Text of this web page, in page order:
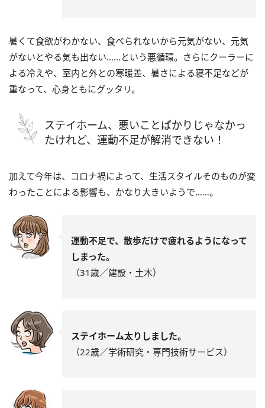
暑くて食欲がわかない、食べられないから元気がない、元気
がないとやる気も出ない……という悪循環。さらにクーラーに
よる冷えや、室内と外との寒暖差、暑さによる寝不足などが
重なって、心身ともにグッタリ。
ステイホーム、悪いことばかりじゃなかっ
たけれど、運動不足が解消できない！
加えて今年は、コロナ禍によって、生活スタイルそのものが変
わったことによる影響も、かなり大きいようで……。
運動不足で、散歩だけで疲れるようになって
しまった。
（31歳／建設・土木）
ステイホーム太りしました。
（22歳／学術研究・専門技術サービス）